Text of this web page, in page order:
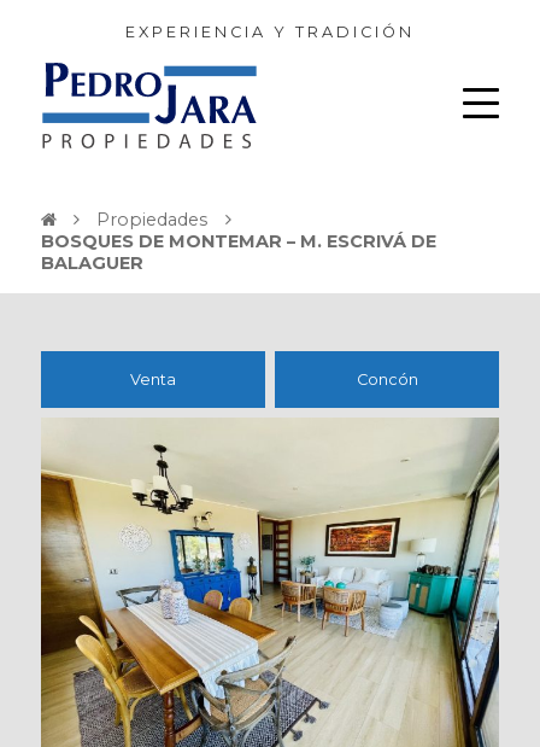
EXPERIENCIA Y TRADICIÓN
Propiedades
BOSQUES DE MONTEMAR – M. ESCRIVÁ DE
BALAGUER
Venta Concón